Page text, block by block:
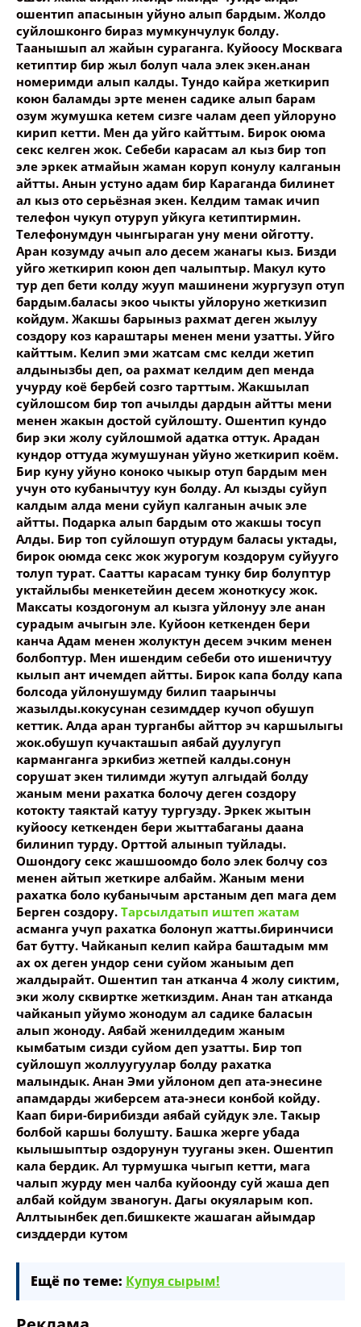
ошентип апасынын уйуно алып бардым. Жолдо
суйлошконго бираз мумкунчулук болду.
Таанышып ал жайын сураганга. Куйоосу Москвага
кетиптир бир жыл болуп чала элек экен.анан
номеримди алып калды. Тундо кайра жеткирип
коюн баламды эрте менен садике алып барам
озум жумушка кетем сизге чалам дееп уйлоруно
кирип кетти. Мен да уйго кайттым. Бирок оюма
секс келген жок. Себеби карасам ал кыз бир топ
эле эркек атмайын жаман коруп конулу калганын
айтты. Анын устуно адам бир Караганда билинет
ал кыз ото серьёзная экен. Келдим тамак ичип
телефон чукуп отуруп уйкуга кетиптирмин.
Телефонумдун чынгыраган уну мени ойготту.
Аран козумду ачып ало десем жанагы кыз. Бизди
уйго жеткирип коюн деп чалыптыр. Макул куто
тур деп бети колду жууп машинени жургузуп отуп
бардым.баласы экоо чыкты уйлоруно жеткизип
койдум. Жакшы барыныз рахмат деген жылуу
создору коз караштары менен мени узатты. Уйго
кайттым. Келип эми жатсам смс келди жетип
алдынызбы деп, оа рахмат келдим деп менда
учурду коё бербей созго тарттым. Жакшылап
суйлошсом бир топ ачылды дардын айтты мени
менен жакын достой суйлошту. Ошентип кундо
бир эки жолу суйлошмой адатка оттук. Арадан
кундор оттуда жумушунан уйуно жеткирип коём.
Бир куну уйуно коноко чыкыр отуп бардым мен
учун ото кубанычтуу кун болду. Ал кызды суйуп
калдым алда мени суйуп калганын ачык эле
айтты. Подарка алып бардым ото жакшы тосуп
Алды. Бир топ суйлошуп отурдум баласы уктады,
бирок оюмда секс жок журогум коздорум суйууго
толуп турат. Саатты карасам тунку бир болуптур
уктайлыбы менкетейин десем жоноткусу жок.
Максаты коздогонум ал кызга уйлонуу эле анан
сурадым ачыгын эле. Куйоон кеткенден бери
канча Адам менен жолуктун десем эчким менен
болбоптур. Мен ишендим себеби ото ишеничтуу
кылып ант ичемдеп айтты. Бирок капа болду капа
болсода уйлонушумду билип таарынчы
жазылды.кокусунан сезимддер кучоп обушуп
кеттик. Алда аран турганбы айттор эч каршылыгы
жок.обушуп кучакташып аябай дуулугуп
карманганга эркибиз жетпей калды.сонун
сорушат экен тилимди жутуп алгыдай болду
жаным мени рахатка болочу деген создору
котокту таяктай катуу тургузду. Эркек жытын
куйоосу кеткенден бери жыттабаганы даана
билинип турду. Орттой алынып туйлады.
Ошондогу секс жашшоомдо боло элек болчу соз
менен айтып жеткире албайм. Жаным мени
рахатка боло кубанычым арстаным деп мага дем
Берген создору. Тарсылдатып иштеп жатам
асманга учуп рахатка болонуп жатты.биринчиси
бат бутту. Чайканып келип кайра баштадым мм
ах ох деген ундор сени суйом жаныым деп
жалдырайт. Ошентип тан атканча 4 жолу сиктим,
эки жолу сквиртке жеткиздим. Анан тан атканда
чайканып уйумо жонодум ал садике баласын
алып жоноду. Аябай женилдедим жаным
кымбатым сизди суйом деп узатты. Бир топ
суйлошуп жоллуугуулар болду рахатка
малындык. Анан Эми уйлоном деп ата-энесине
апамдарды жиберсем ата-энеси конбой койду.
Каап бири-бирибизди аябай суйдук эле. Такыр
болбой каршы болушту. Башка жерге убада
кылышыптыр оздорунун тууганы экен. Ошентип
кала бердик. Ал турмушка чыгып кетти, мага
чалып журду мен чалба куйоонду суй жаша деп
албай койдум званогун. Дагы окуяларым коп.
Аллтыынбек деп.бишкекте жашаган айымдар
сизддерди кутом
Ещё по теме: Купуя сырым!